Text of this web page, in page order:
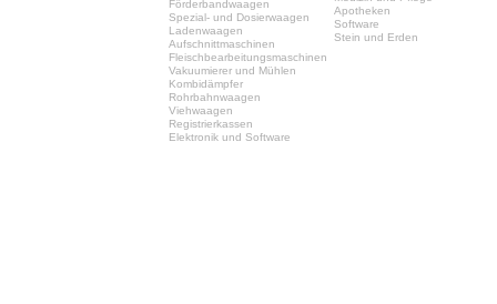
Förderbandwaagen
Spezial- und Dosierwaagen
Ladenwaagen
Aufschnittmaschinen
Fleischbearbeitungsmaschinen
Vakuumierer und Mühlen
Kombidämpfer
Rohrbahnwaagen
Viehwaagen
Registrierkassen
Elektronik und Software
Apotheken
Software
Stein und Erden